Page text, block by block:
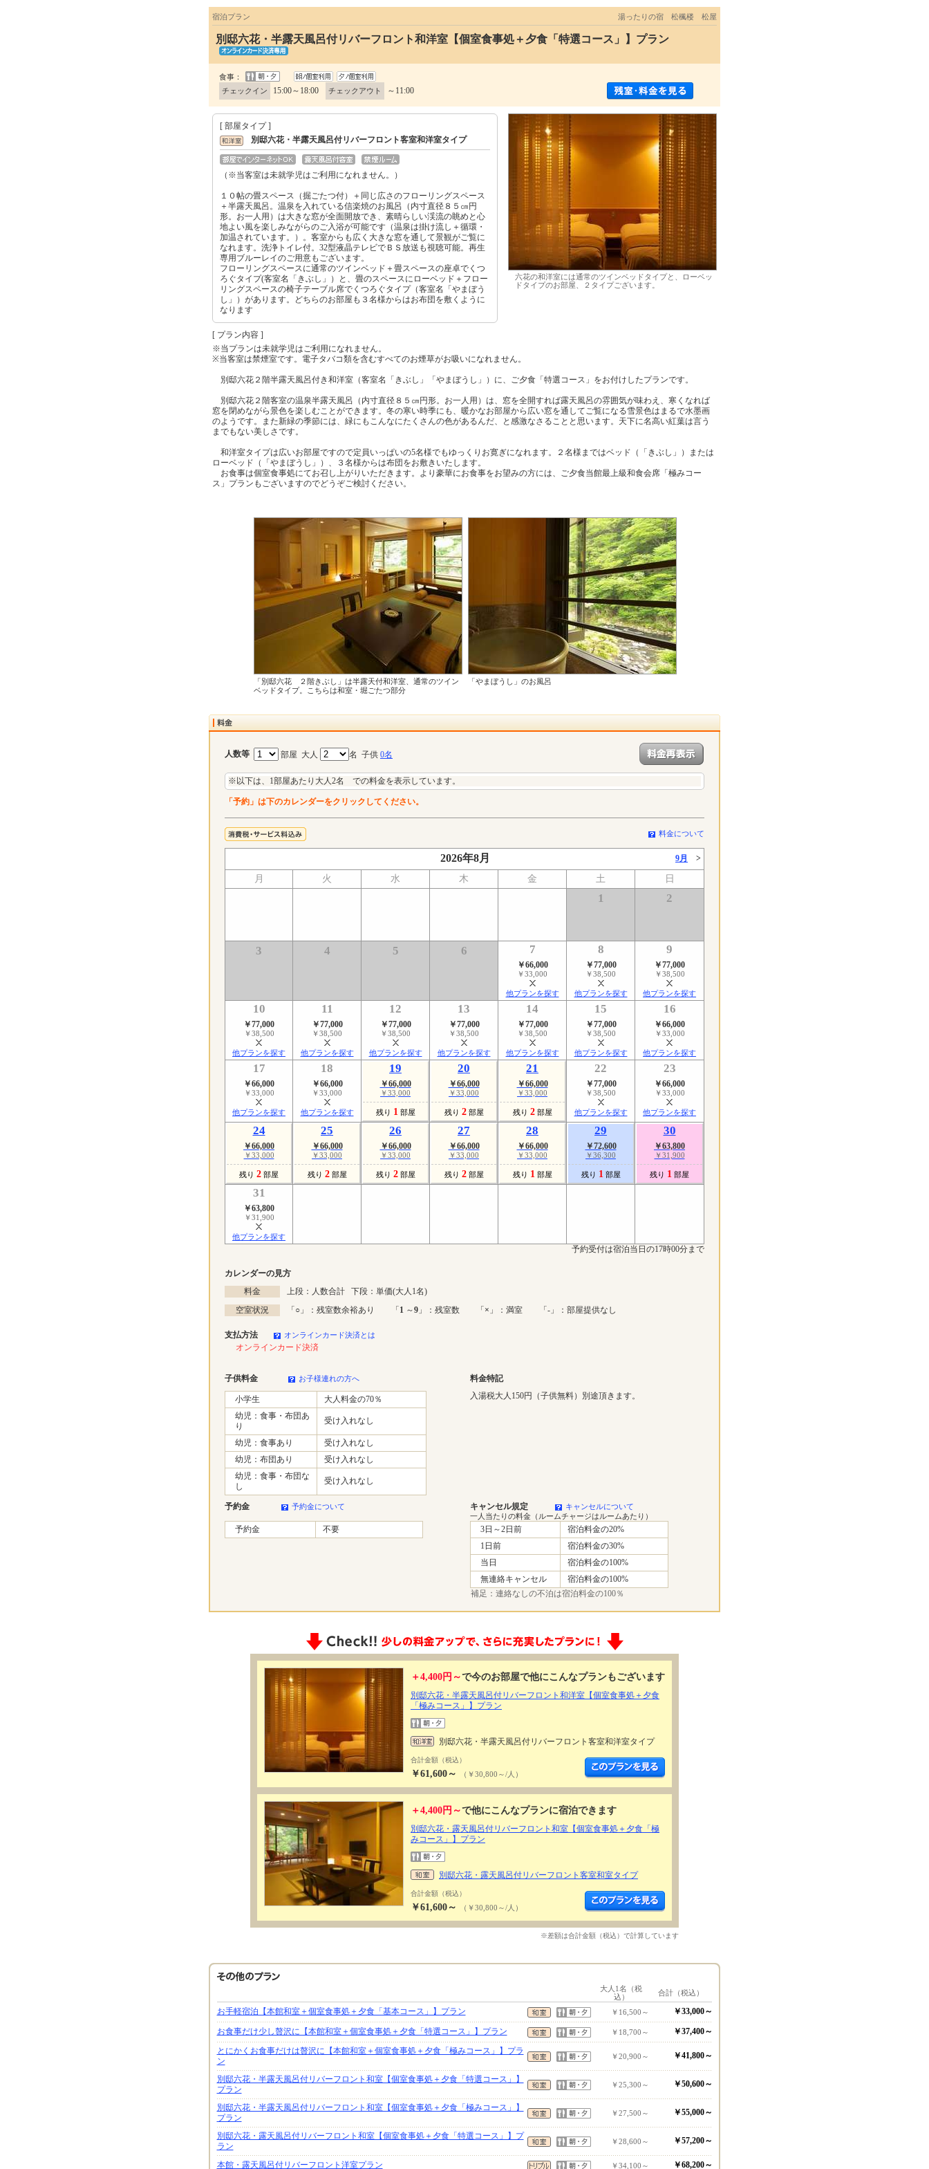
宿泊プラン 湯ったりの宿 松楓楼 松屋
別邸六花・半露天風呂付リバーフロント和洋室【個室食事処＋夕食「特選コース」】プラン
食事：
チェックイン
15:00～18:00 チェックアウト ～11:00
[ 部屋タイプ ]
別邸六花・半露天風呂付リバーフロント客室和洋室タイプ
（※当客室は未就学児はご利用になれません。）
１０帖の畳スペース（掘ごたつ付）＋同じ広さのフローリングスペース
＋半露天風呂。温泉を入れている信楽焼のお風呂（内寸直径８５㎝円
形。お一人用）は大きな窓が全面開放でき、素晴らしい渓流の眺めと心
地よい風を楽しみながらのご入浴が可能です（温泉は掛け流し＋循環・
加温されています。）。客室からも広く大きな窓を通して景観がご覧に
なれます。洗浄トイレ付。32型液晶テレビでＢＳ放送も視聴可能。再生
専用ブルーレイのご用意もございます。
フローリングスペースに通常のツインベッド＋畳スペースの座卓でくつ
ろぐタイプ(客室名「きぶし」）と、畳のスペースにローベッド＋フロー
リングスペースの椅子テーブル席でくつろぐタイプ（客室名「やまぼう
し」）があります。どちらのお部屋も３名様からはお布団を敷くように
なります
六花の和洋室には通常のツインベッドタイプと、ローベッ
ドタイプのお部屋、２タイプございます。
[ プラン内容 ]
※当プランは未就学児はご利用になれません。
※当客室は禁煙室です。電子タバコ類を含むすべてのお煙草がお吸いになれません。
別邸六花２階半露天風呂付き和洋室（客室名「きぶし」「やまぼうし」）に、ご夕食「特選コース」をお付けしたプランです。
別邸六花２階客室の温泉半露天風呂（内寸直径８５㎝円形。お一人用）は、窓を全開すれば露天風呂の雰囲気が味わえ、寒くなれば
窓を閉めながら景色を楽しむことができます。冬の寒い時季にも、暖かなお部屋から広い窓を通してご覧になる雪景色はまるで水墨画
のようです。また新緑の季節には、緑にもこんなにたくさんの色があるんだ、と感激なさることと思います。天下に名高い紅葉は言う
までもない美しさです。
和洋室タイプは広いお部屋ですので定員いっぱいの5名様でもゆっくりお寛ぎになれます。２名様まではベッド（「きぶし」）または
ローベッド（「やまぼうし」）、３名様からは布団をお敷きいたします。
お食事は個室食事処にてお召し上がりいただきます。より豪華にお食事をお望みの方には、ご夕食当館最上級和食会席「極みコー
ス」プランもございますのでどうぞご検討ください。
「別邸六花 ２階きぶし」は半露天付和洋室、通常のツイン
ベッドタイプ。こちらは和室・堀ごたつ部分
「やまぼうし」のお風呂
人数等 部屋 大人 名 子供 0名
※以下は、1部屋あたり大人2名 での料金を表示しています。
「予約」は下のカレンダーをクリックしてください。
料金について
2026年8月 9月 >
月 火 水 木 金 土 日
1 2
3 4 5 6 7
￥66,000
￥33,000
他プランを探す
8
￥77,000
￥38,500
他プランを探す
9
￥77,000
￥38,500
他プランを探す
10
￥77,000
￥38,500
他プランを探す
11
￥77,000
￥38,500
他プランを探す
12
￥77,000
￥38,500
他プランを探す
13
￥77,000
￥38,500
他プランを探す
14
￥77,000
￥38,500
他プランを探す
15
￥77,000
￥38,500
他プランを探す
16
￥66,000
￥33,000
他プランを探す
17
￥66,000
￥33,000
他プランを探す
18
￥66,000
￥33,000
他プランを探す
19
￥66,000
￥33,000
残り 1 部屋
20
￥66,000
￥33,000
残り 2 部屋
21
￥66,000
￥33,000
残り 2 部屋
22
￥77,000
￥38,500
他プランを探す
23
￥66,000
￥33,000
他プランを探す
24
￥66,000
￥33,000
残り 2 部屋
25
￥66,000
￥33,000
残り 2 部屋
26
￥66,000
￥33,000
残り 2 部屋
27
￥66,000
￥33,000
残り 2 部屋
28
￥66,000
￥33,000
残り 1 部屋
29
￥72,600
￥36,300
残り 1 部屋
30
￥63,800
￥31,900
残り 1 部屋
31
￥63,800
￥31,900
他プランを探す
予約受付は宿泊当日の17時00分まで
カレンダーの見方
料金
上段：人数合計 下段：単価(大人1名)
空室状況
「○ 」：残室数余裕あり 「1 ～9 」：残室数 「× 」：満室 「-」：部屋提供なし
支払方法 オンラインカード決済とは
オンラインカード決済
子供料金 お子様連れの方へ 料金特記
小学生
大人料金の70％
幼児：食事・布団あ
り
受け入れなし
幼児：食事あり
受け入れなし
幼児：布団あり
受け入れなし
幼児：食事・布団な
し
受け入れなし
入湯税大人150円（子供無料）別途頂きます。
予約金 予約金について キャンセル規定
キャンセルについて
一人当たりの料金（ルームチャージはルームあたり）
予約金 不要 3日～2日前
宿泊料金の20%
1日前
宿泊料金の30%
当日
宿泊料金の100%
無連絡キャンセル
宿泊料金の100%
補足：連絡なしの不泊は宿泊料金の100％
＋4,400円～で今のお部屋で他にこんなプランもございます
別邸六花・半露天風呂付リバーフロント和洋室【個室食事処＋夕食
「極みコース」】プラン
別邸六花・半露天風呂付リバーフロント客室和洋室タイプ
合計金額（税込）
￥61,600～ （￥30,800～/人）
＋4,400円～で他にこんなプランに宿泊できます
別邸六花・露天風呂付リバーフロント和室【個室食事処＋夕食「極
みコース」】プラン
別邸六花・露天風呂付リバーフロント客室和室タイプ
合計金額（税込）
￥61,600～ （￥30,800～/人）
※差額は合計金額（税込）で計算しています
大人1名（税
込）
合計（税込）
お手軽宿泊【本館和室＋個室食事処＋夕食「基本コース」】プラン ￥16,500～ ￥33,000～
お食事だけ少し贅沢に【本館和室＋個室食事処＋夕食「特選コース」】プラン ￥18,700～
￥37,400～
とにかくお食事だけは贅沢に【本館和室＋個室食事処＋夕食「極みコース」】プラ
ン
￥20,900～ ￥41,800～
別邸六花・半露天風呂付リバーフロント和室【個室食事処＋夕食「特選コース」】
プラン
￥25,300～ ￥50,600～
別邸六花・半露天風呂付リバーフロント和室【個室食事処＋夕食「極みコース」】
プラン
￥27,500～ ￥55,000～
別邸六花・露天風呂付リバーフロント和室【個室食事処＋夕食「特選コース」】プ
ラン
￥28,600～ ￥57,200～
本館・露天風呂付リバーフロント洋室プラン ￥34,100～ ￥68,200～